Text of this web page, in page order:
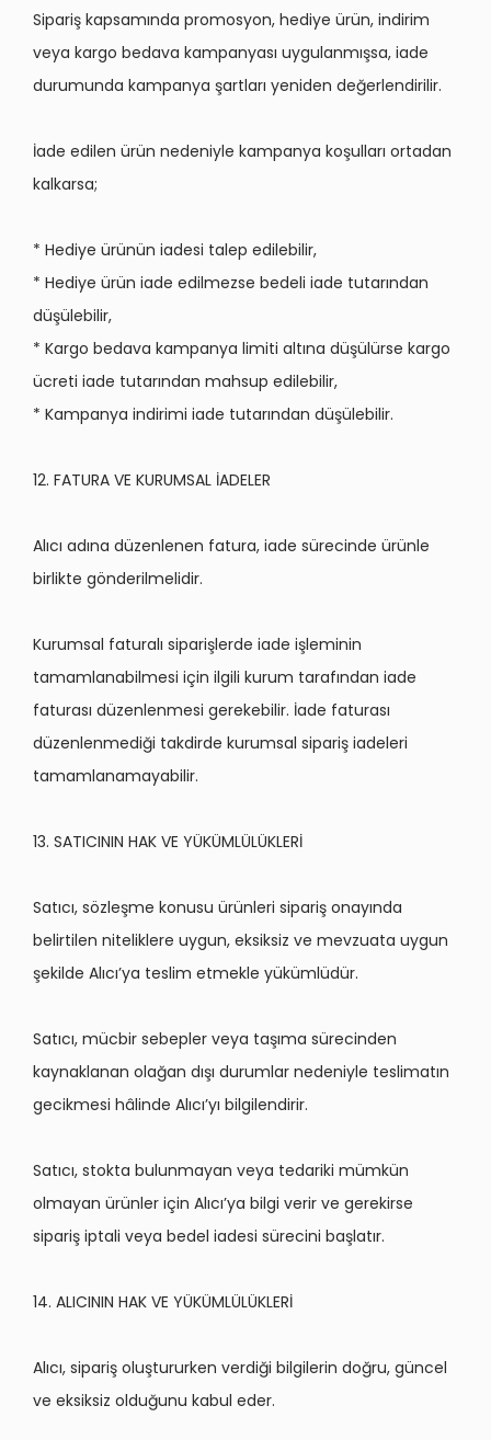
Sipariş kapsamında promosyon, hediye ürün, indirim
veya kargo bedava kampanyası uygulanmışsa, iade
durumunda kampanya şartları yeniden değerlendirilir.
İade edilen ürün nedeniyle kampanya koşulları ortadan
kalkarsa;
* Hediye ürünün iadesi talep edilebilir,
* Hediye ürün iade edilmezse bedeli iade tutarından
düşülebilir,
* Kargo bedava kampanya limiti altına düşülürse kargo
ücreti iade tutarından mahsup edilebilir,
* Kampanya indirimi iade tutarından düşülebilir.
12. FATURA VE KURUMSAL İADELER
Alıcı adına düzenlenen fatura, iade sürecinde ürünle
birlikte gönderilmelidir.
Kurumsal faturalı siparişlerde iade işleminin
tamamlanabilmesi için ilgili kurum tarafından iade
faturası düzenlenmesi gerekebilir. İade faturası
düzenlenmediği takdirde kurumsal sipariş iadeleri
tamamlanamayabilir.
13. SATICININ HAK VE YÜKÜMLÜLÜKLERİ
Satıcı, sözleşme konusu ürünleri sipariş onayında
belirtilen niteliklere uygun, eksiksiz ve mevzuata uygun
şekilde Alıcı’ya teslim etmekle yükümlüdür.
Satıcı, mücbir sebepler veya taşıma sürecinden
kaynaklanan olağan dışı durumlar nedeniyle teslimatın
gecikmesi hâlinde Alıcı’yı bilgilendirir.
Satıcı, stokta bulunmayan veya tedariki mümkün
olmayan ürünler için Alıcı’ya bilgi verir ve gerekirse
sipariş iptali veya bedel iadesi sürecini başlatır.
14. ALICININ HAK VE YÜKÜMLÜLÜKLERİ
Alıcı, sipariş oluştururken verdiği bilgilerin doğru, güncel
ve eksiksiz olduğunu kabul eder.